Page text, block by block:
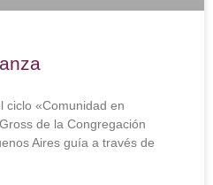
ciclo «Comunidad en
de la Congregación
Aires guía a través de